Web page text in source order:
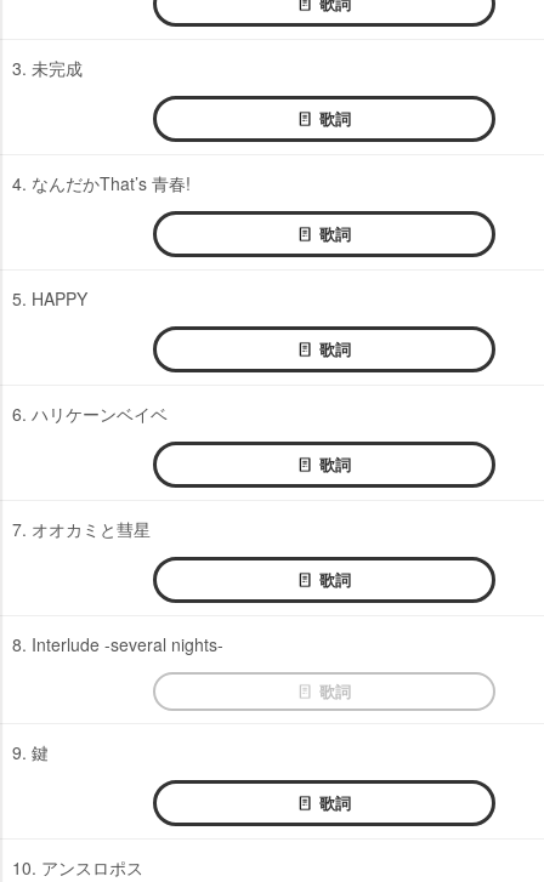
3. 未完成
歌詞
4. なんだかThat’s 青春!
歌詞
5. HAPPY
歌詞
6. ハリケーンベイベ
歌詞
7. オオカミと彗星
歌詞
8. Interlude -several nights-
歌詞
9. 鍵
歌詞
10. アンスロポス